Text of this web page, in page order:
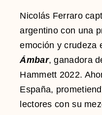
Nicolás Ferraro
argentino con una
emoción y crudeza
Ámbar, ganadora
Hammett 2022.
España,
lectores con su